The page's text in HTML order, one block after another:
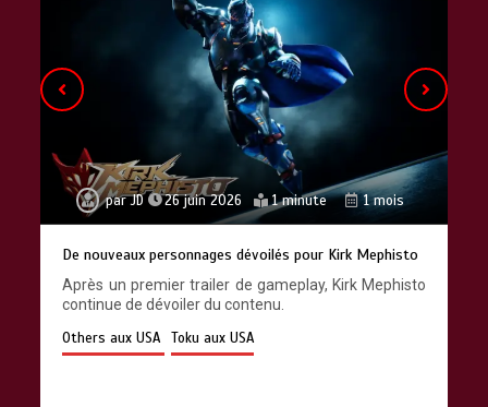
parJD 26 juin 2026 1 minute 1 mois
De nouveaux personnages dévoilés pour Kirk Mephisto
Après un premier trailer de gameplay, Kirk Mephisto
continue de dévoiler du contenu.
Others aux USA
Toku aux USA